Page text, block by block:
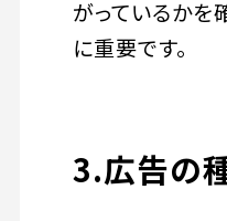
がっているか
に重要です。
3.広告の